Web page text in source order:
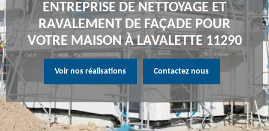
ENTREPRISE DE NETTOYAGE ET
RAVALEMENT DE FAÇADE POUR
VOTRE MAISON À LAVALETTE 11290
Voir nos réalisations Contactez nous